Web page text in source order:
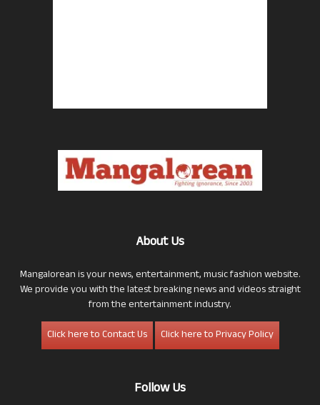
About Us
Mangalorean is your news, entertainment, music fashion website.
We provide you with the latest breaking news and videos straight
from the entertainment industry.
Click here to Contact Us
Click here to Privacy Policy
Follow Us